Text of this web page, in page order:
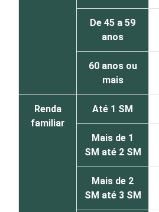
De 45 a 59
anos
60 anos ou
mais
Renda
familiar
Até 1 SM
Mais de 1
SM até 2 SM
Mais de 2
SM até 3 SM